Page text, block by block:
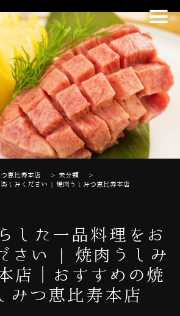
恵比寿本店 >未分類
>
しみください | 焼肉うしみつ恵比寿本店
した一品料理をお
さい | 焼肉うしみ
店｜おすすめの焼
みつ恵比寿本店